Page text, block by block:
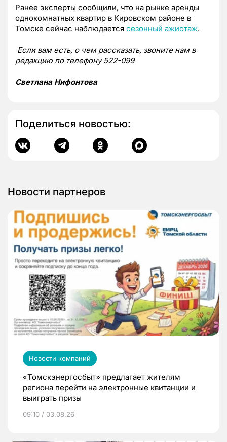
Ранее эксперты сообщили, что на рынке аренды
однокомнатных квартир в Кировском районе в
Томске сейчас наблюдается сезонный ажиотаж.
Если вам есть, о чем рассказать, звоните нам в
редакцию по телефону 522-099
Светлана Нифонтова
Поделиться новостью:
Новости партнеров
Новости компаний
«Томскэнергосбыт» предлагает жителям
региона перейти на электронные квитанции и
выиграть призы
09:10 / 03.08.26